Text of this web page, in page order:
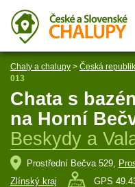
Chaty a chalupy > Česká
013
Chata s
na Horní
Beskydy a
Prostřední Bečva 529,
Zlínský kraj
GPS